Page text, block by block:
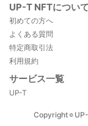
UP-T NFTについて
初めての方へ
よくある質問
特定商取引法
利用規約
サービス一覧
UP-T
Copyright ©